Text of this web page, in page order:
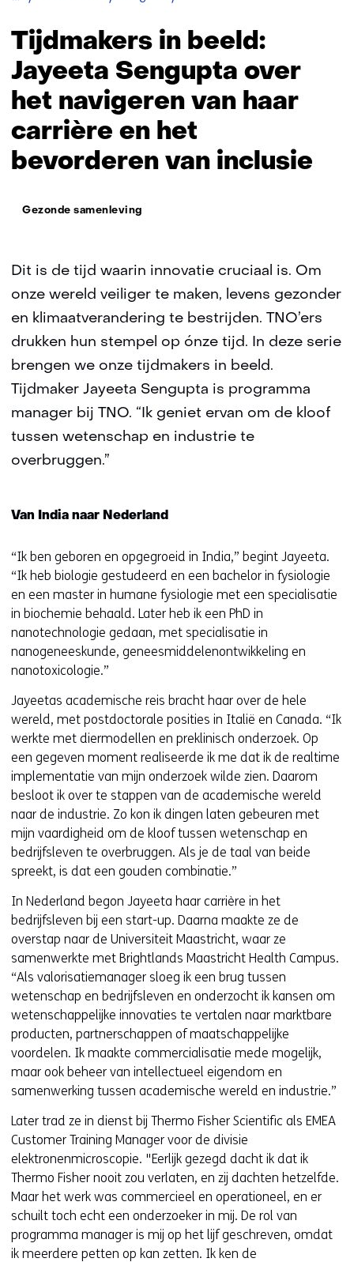
beeld:
Jayeeta
Sengupta
Tijdmakers in beeld:
Jayeeta Sengupta over
het navigeren van haar
carrière en het
bevorderen van inclusie
Thema:
Gezonde samenleving
Dit is de tijd waarin innovatie cruciaal is. Om
onze wereld veiliger te maken, levens gezonder
en klimaatverandering te bestrijden. TNO’ers
drukken hun stempel op ónze tijd. In deze serie
brengen we onze tijdmakers in beeld.
Tijdmaker Jayeeta Sengupta is programma
manager bij TNO. “Ik geniet ervan om de kloof
tussen wetenschap en industrie te
overbruggen.”
Van India naar Nederland
“Ik ben geboren en opgegroeid in India,” begint Jayeeta.
“Ik heb biologie gestudeerd en een bachelor in fysiologie
en een master in humane fysiologie met een specialisatie
in biochemie behaald. Later heb ik een PhD in
nanotechnologie gedaan, met specialisatie in
nanogeneeskunde, geneesmiddelenontwikkeling en
nanotoxicologie.”
Jayeetas academische reis bracht haar over de hele
wereld, met postdoctorale posities in Italië en Canada. “Ik
werkte met diermodellen en preklinisch onderzoek. Op
een gegeven moment realiseerde ik me dat ik de realtime
implementatie van mijn onderzoek wilde zien. Daarom
besloot ik over te stappen van de academische wereld
naar de industrie. Zo kon ik dingen laten gebeuren met
mijn vaardigheid om de kloof tussen wetenschap en
bedrijfsleven te overbruggen. Als je de taal van beide
spreekt, is dat een gouden combinatie.”
In Nederland begon Jayeeta haar carrière in het
bedrijfsleven bij een start-up. Daarna maakte ze de
overstap naar de Universiteit Maastricht, waar ze
samenwerkte met Brightlands Maastricht Health Campus.
“Als valorisatiemanager sloeg ik een brug tussen
wetenschap en bedrijfsleven en onderzocht ik kansen om
wetenschappelijke innovaties te vertalen naar marktbare
producten, partnerschappen of maatschappelijke
voordelen. Ik maakte commercialisatie mede mogelijk,
maar ook beheer van intellectueel eigendom en
samenwerking tussen academische wereld en industrie.”
Later trad ze in dienst bij Thermo Fisher Scientific als EMEA
Customer Training Manager voor de divisie
elektronenmicroscopie. "Eerlijk gezegd dacht ik dat ik
Thermo Fisher nooit zou verlaten, en zij dachten hetzelfde.
Maar het werk was commercieel en operationeel, en er
schuilt toch echt een onderzoeker in mij. De rol van
programma manager is mij op het lijf geschreven, omdat
ik meerdere petten op kan zetten. Ik ken de